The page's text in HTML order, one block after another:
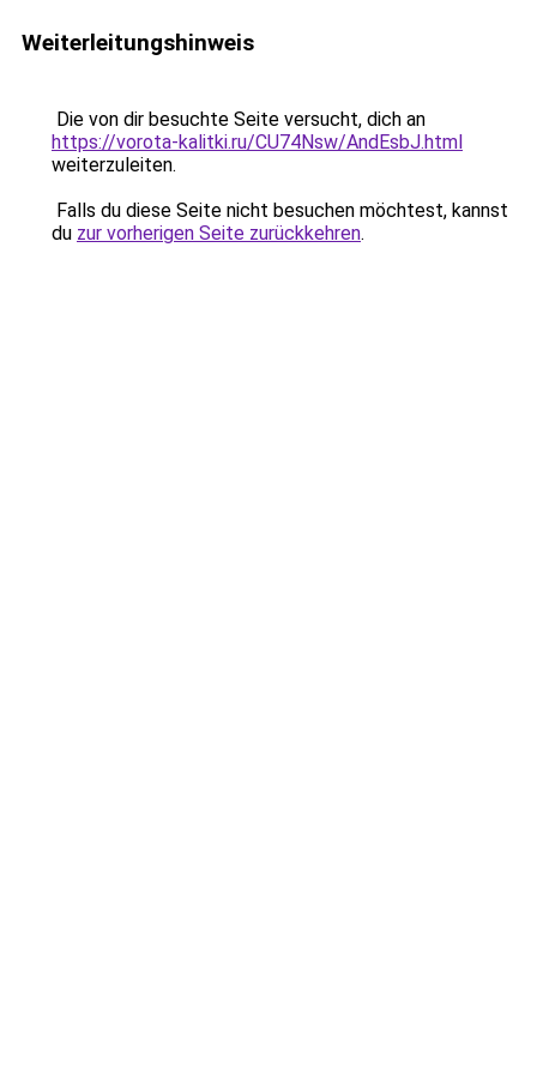
Weiterleitungshinweis
Die von dir besuchte Seite versucht, dich an
https://vorota-kalitki.ru/CU74Nsw/AndEsbJ.html
weiterzuleiten.
Falls du diese Seite nicht besuchen möchtest, kannst
du zur vorherigen Seite zurückkehren.